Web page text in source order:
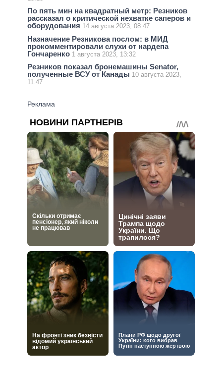
По пять мин на квадратный метр: Резников
рассказал о критической нехватке саперов и
оборудования 14 августа 2023, 08:47
Назначение Резникова послом: в МИД
прокомментировали слухи от нардепа
Гончаренко 1 августа 2023, 13:32
Резников показал бронемашины Senator,
полученные ВСУ от Канады 10 августа 2023,
11:47